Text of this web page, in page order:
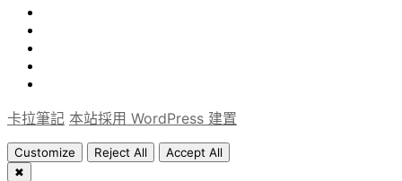
卡拉筆記 本站採用 WordPress 建置
Customize Reject All
Accept All
✖